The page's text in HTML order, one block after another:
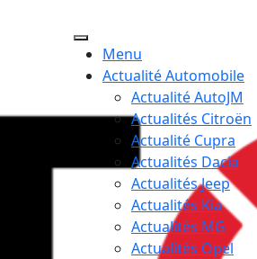
Menu
Actualité Automobile
Actualité AutoJM
Actualités Citroën
Actualité Cupra
Actualités Dacia
Actualités Jeep
Actualités Kia
Actualités MG
Actualités Opel